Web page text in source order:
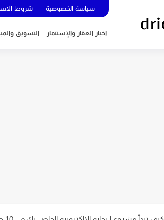
سياسة الخصوصية شروط
اخبار العقار والإستتمار التسويق